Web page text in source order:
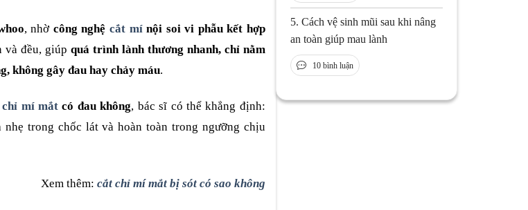
, nhờ công nghệcắt mínội soi vi phẫu kết hợp
và đều, giúp quá trình lành thương nhanh, chỉ nằm
không gây đau hay chảy máu.
mí mắt có đau không, bác sĩ có thể khẳng định:
trong chốc lát và hoàn toàn trong ngưỡng chịu
Xem thêm: cắt chỉ mí mắt bị sót có sao không
5. Cách vệ sinh mũi sau khi nâng
an toàn giúp mau lành
10 bình luận